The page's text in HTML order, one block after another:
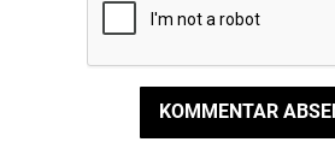
KOMMENTAR